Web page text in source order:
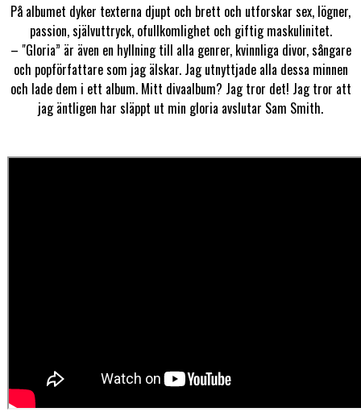
På albumet dyker texterna djupt och brett och utforskar sex, lögner,
passion, självuttryck, ofullkomlighet och giftig maskulinitet.
– "Gloria” är även en hyllning till alla genrer, kvinnliga divor, sångare
och popförfattare som jag älskar. Jag utnyttjade alla dessa minnen
och lade dem i ett album. Mitt divaalbum? Jag tror det! Jag tror att
jag äntligen har släppt ut min gloria avslutar Sam Smith.